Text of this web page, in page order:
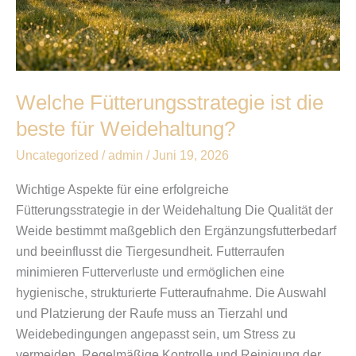
Welche Fütterungsstrategie ist die
beste für Weidehaltung?
Uncategorized /admin /Juni 19, 2026
Wichtige Aspekte für eine erfolgreiche
Fütterungsstrategie in der Weidehaltung Die Qualität der
Weide bestimmt maßgeblich den Ergänzungsfutterbedarf
und beeinflusst die Tiergesundheit. Futterraufen
minimieren Futterverluste und ermöglichen eine
hygienische, strukturierte Futteraufnahme. Die Auswahl
und Platzierung der Raufe muss an Tierzahl und
Weidebedingungen angepasst sein, um Stress zu